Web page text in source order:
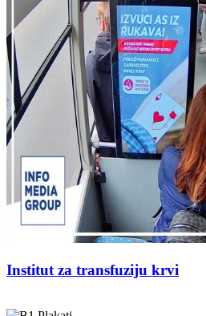
Institut za transfuziju krvi